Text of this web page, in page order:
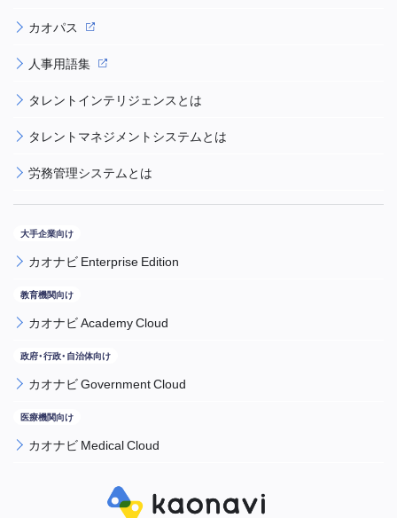
カオパス
人事用語集
タレントインテリジェンスとは
タレントマネジメントシステムとは
労務管理システムとは
カオナビ Enterprise Edition
カオナビ Academy Cloud
カオナビ Government Cloud
カオナビ Medical Cloud